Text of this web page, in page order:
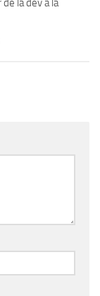
la dev à la